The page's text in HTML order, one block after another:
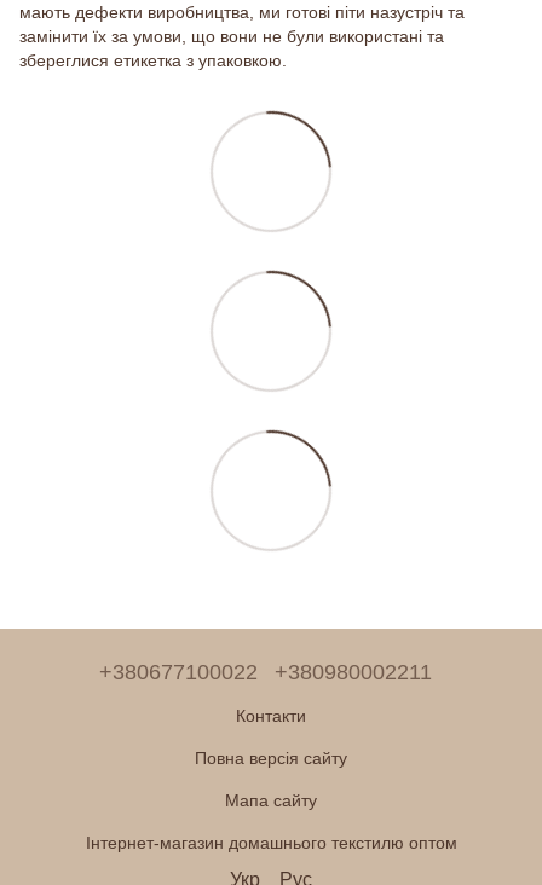
мають дефекти виробництва, ми готові піти назустріч та
замінити їх за умови, що вони не були використані та
збереглися етикетка з упаковкою.
+380677100022 +380980002211
Контакти
Повна версія сайту
Мапа сайту
Інтернет-магазин домашнього текстилю оптом
Укр Рус